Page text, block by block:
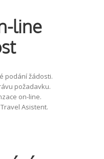
line
podání žádosti.
požadavku.
on-line.
Asistent.